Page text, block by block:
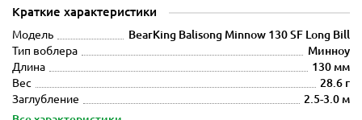
Краткие характеристики
Модель
BearKing Balisong Minnow 130 SF Long Bill
Тип воблера
Минноу
Длина
130 мм
Вес
28.6 г
Заглубление
2.5-3.0 м